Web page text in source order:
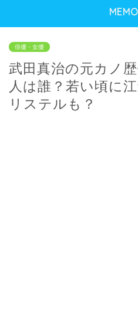
俳優・女優
武田真治の元カノ
人は誰？若い頃に
リステルも？